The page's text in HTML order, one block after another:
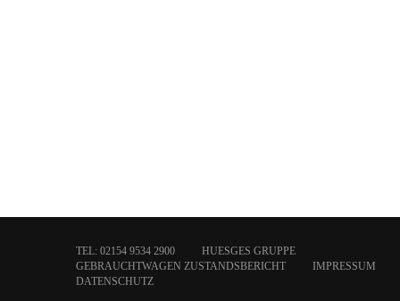
TEL: 02154 9534 2900
HUESGES GRUPPE
GEBRAUCHTWAGEN ZUSTANDSBERICHT
IMPRESSUM
DATENSCHUTZ